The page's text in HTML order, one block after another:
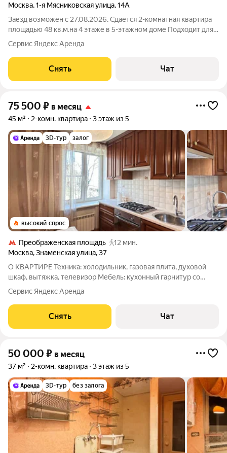
Москва,1-я Мясниковская улица,14А
Заезд возможен с 27.08.2026. Сдаётся 2-комнатная квартира
площадью 48 кв.м.на 4 этаже в 5-этажном доме Подходит для
комфортного проживания на длительный срок. Подробно
ознакомиться с обустройством можно по фото. Из окон
открывается вид на развитый
Сервис Яндекс Аренда
Снять Чат
75 500 ₽ в месяц
45 м² 2-комн. квартира 3 этаж из 5
3D-тур залог
высокий спрос
Преображенская площадь
12 мин.
Москва,Знаменская улица,37
О КВАРТИРЕ Техника: холодильник, газовая плита, духовой
шкаф, вытяжка, телевизор Мебель: кухонный гарнитур со
встроенной техникой, раздвижной обеденный стол, 4
табурета, раскладной диван, детская кровать, тумба под
телевизор, консоль, стеллаж, 2
Сервис Яндекс Аренда
Снять Чат
50 000 ₽ в месяц
37 м² 2-комн. квартира 3 этаж из 5
3D-тур без залога